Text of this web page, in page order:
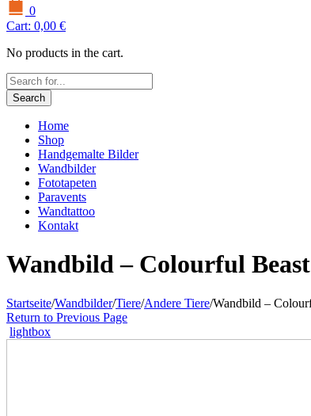
0
Cart: 0,00 €
No products in the cart.
Search
Home
Shop
Handgemalte Bilder
Wandbilder
Fototapeten
Paravents
Wandtattoo
Kontakt
Wandbild – Colourful Beast
Startseite/Wandbilder/Tiere/Andere Tiere/Wandbild –
Return to Previous Page
lightbox